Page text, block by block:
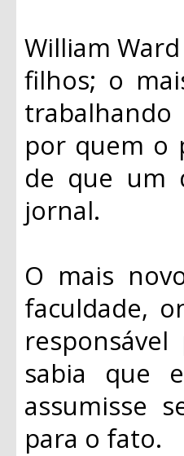
William
filhos; o
trabalhando
por quem o
de que um
jornal.
O mais
faculdade,
sabia que
assumisse
para o fato.